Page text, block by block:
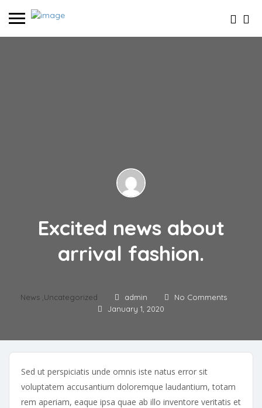
Excited news about
arrival fashion.
News ,Uncategorized admin
No Comments
January 1, 2020
Sed ut perspiciatis unde omnis iste natus error sit
voluptatem accusantium doloremque laudantium, totam
rem aperiam, eaque ipsa quae ab illo inventore veritatis et